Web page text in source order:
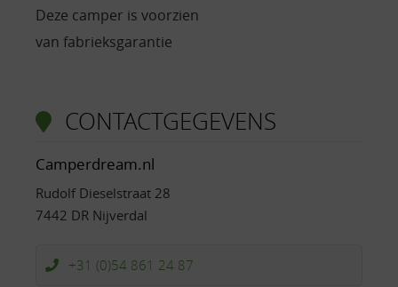
Deze camper is voorzien
van fabrieksgarantie
CONTACTGEGEVENS
Camperdream.nl
Rudolf Dieselstraat 28
7442 DR Nijverdal
+31 (0)54 861 24 87